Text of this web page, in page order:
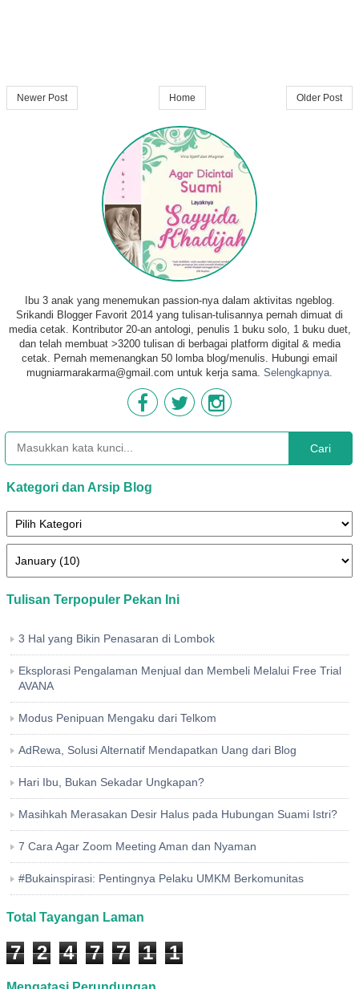
Newer Post Older Post
Home
Ibu 3 anak yang menemukan passion-nya dalam aktivitas ngeblog.
Srikandi Blogger Favorit 2014 yang tulisan-tulisannya pernah dimuat di
media cetak. Kontributor 20-an antologi, penulis 1 buku solo, 1 buku duet,
dan telah membuat >3200 tulisan di berbagai platform digital & media
cetak. Pernah memenangkan 50 lomba blog/menulis. Hubungi email
mugniarmarakarma@gmail.com untuk kerja sama. Selengkapnya.
Cari
Kategori dan Arsip Blog
Tulisan Terpopuler Pekan Ini
3 Hal yang Bikin Penasaran di Lombok
Eksplorasi Pengalaman Menjual dan Membeli Melalui Free Trial
AVANA
Modus Penipuan Mengaku dari Telkom
AdRewa, Solusi Alternatif Mendapatkan Uang dari Blog
Hari Ibu, Bukan Sekadar Ungkapan?
Masihkah Merasakan Desir Halus pada Hubungan Suami Istri?
7 Cara Agar Zoom Meeting Aman dan Nyaman
#Bukainspirasi: Pentingnya Pelaku UMKM Berkomunitas
Total Tayangan Laman
7 2 4 7 7 1 1